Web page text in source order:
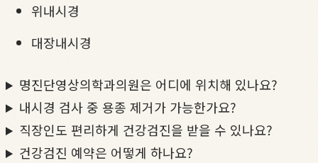
위내시경
대장내시경
명진단영상의학과의원은 어디에 위치해 있나요?
내시경 검사 중 용종 제거가 가능한가요?
직장인도 편리하게 건강검진을 받을 수 있나요?
건강검진 예약은 어떻게 하나요?